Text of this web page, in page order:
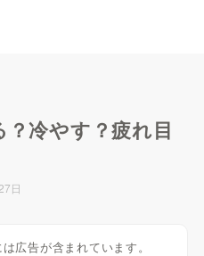
冷やす？疲れ目
日
広告が含まれています。